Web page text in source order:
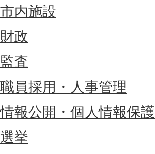
市内施設
財政
監査
職員採用・人事管理
情報公開・個人情報保護
選挙